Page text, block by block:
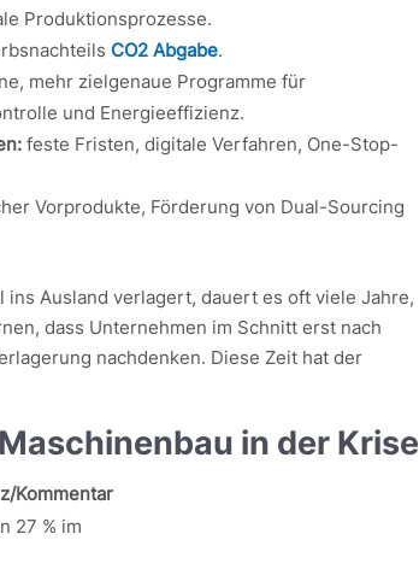
Produktionsprozesse.
CO2 Abgabe.
mehr zielgenaue Programme für
und Energieeffizienz.
feste Fristen, digitale Verfahren, One-Stop-
Vorprodukte, Förderung von Dual-Sourcing
Ausland verlagert, dauert es oft viele Jahre,
dass Unternehmen im Schnitt erst nach
nachdenken. Diese Zeit hat der
in der Krise
Kommentar
27 % im